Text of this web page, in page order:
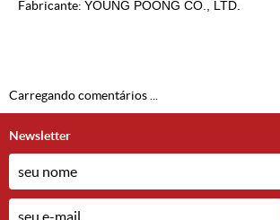
Fabricante: YOUNG POONG CO., LTD.
Carregando comentários ...
Newsletter